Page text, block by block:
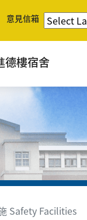
意見信箱
德樓宿舍
Safety Facilities